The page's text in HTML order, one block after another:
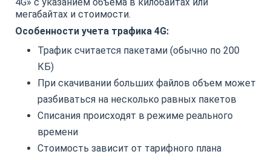
мегабайтах и стоимости.
Особенности учета трафика 4G:
Трафик считается пакетами (обычно по 200
КБ)
При скачивании больших файлов объем может
разбиваться на несколько равных пакетов
Списания происходят в режиме реального
времени
Стоимость зависит от тарифного плана